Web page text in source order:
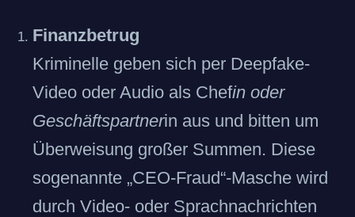
Finanzbetrug
Kriminelle geben sich per Deepfake-
Video oder Audio als Chefin oder
Geschäftspartnerin aus und bitten um
Überweisung großer Summen. Diese
sogenannte „CEO-Fraud“-Masche wird
durch Video- oder Sprachnachrichten